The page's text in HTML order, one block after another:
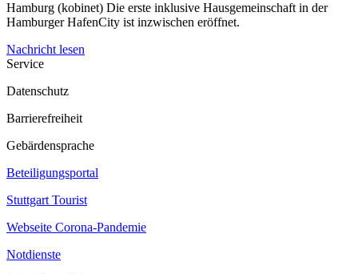
Hamburg (kobinet) Die erste inklusive Hausgemeinschaft in der
Hamburger HafenCity ist inzwischen eröffnet.
Nachricht lesen
Service
Datenschutz
Barrierefreiheit
Gebärdensprache
Beteiligungsportal
Stuttgart Tourist
Webseite Corona‐Pandemie
Notdienste